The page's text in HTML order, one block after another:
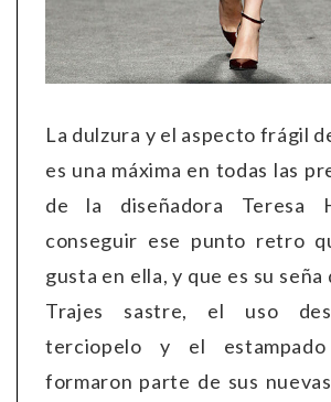
La dulzura y el aspecto frágil
es una máxima en todas las
de la diseñadora Teresa
conseguir ese punto retro
gusta en ella, y que es su
Trajes sastre, el uso
terciopelo y el
formaron parte de sus